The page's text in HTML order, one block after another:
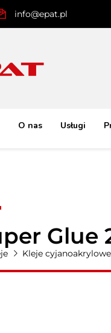
info@epat.pl
O nas Usługi
Glue
Kleje cyjanoakrylowe